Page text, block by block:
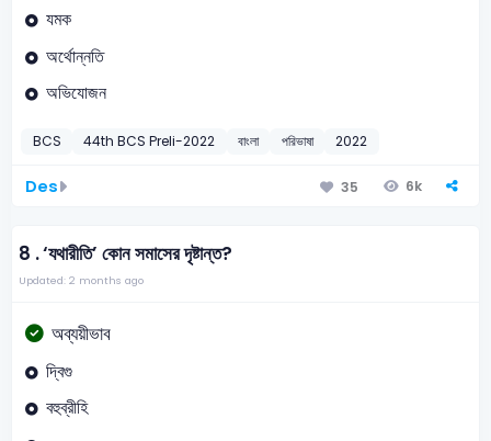
যমক
অর্থোন্নতি
অভিযোজন
BCS 44th BCS Preli-2022 বাংলা পরিভাষা 2022
Des 35 6k
8 .‘যথারীতি’ কোন সমাসের দৃষ্টান্ত?
Updated: 2 months ago
অব্যয়ীভাব
দ্বিগু
বহুব্রীহি